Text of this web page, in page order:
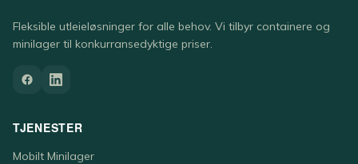
Fleksible utleieløsninger for alle behov. Vi tilbyr containere og
minilager til konkurransedyktige priser.
TJENESTER
Mobilt Minilager